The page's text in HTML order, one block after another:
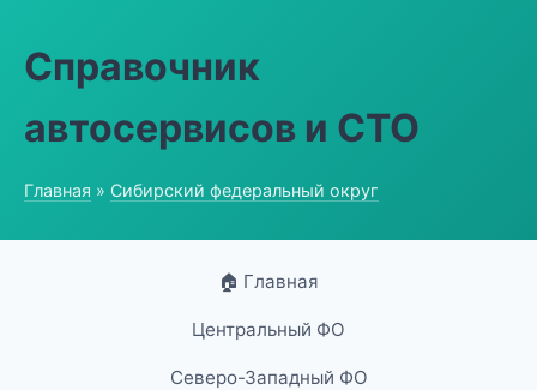
Справочник
автосервисов и СТО
Главная » Сибирский федеральный округ
🏠 Главная
Центральный ФО
Северо-Западный ФО